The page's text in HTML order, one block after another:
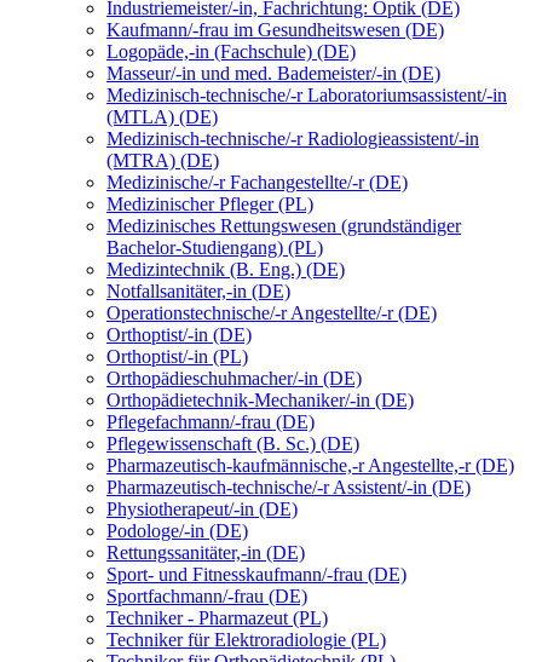
Industriemeister/-in, Fachrichtung: Optik (DE)
Kaufmann/-frau im Gesundheitswesen (DE)
Logopäde,-in (Fachschule) (DE)
Masseur/-in und med. Bademeister/-in (DE)
Medizinisch-technische/-r Laboratoriumsassistent/-in
(MTLA) (DE)
Medizinisch-technische/-r Radiologieassistent/-in
(MTRA) (DE)
Medizinische/-r Fachangestellte/-r (DE)
Medizinischer Pfleger (PL)
Medizinisches Rettungswesen (grundständiger
Bachelor-Studiengang) (PL)
Medizintechnik (B. Eng.) (DE)
Notfallsanitäter,-in (DE)
Operationstechnische/-r Angestellte/-r (DE)
Orthoptist/-in (DE)
Orthoptist/-in (PL)
Orthopädieschuhmacher/-in (DE)
Orthopädietechnik-Mechaniker/-in (DE)
Pflegefachmann/-frau (DE)
Pflegewissenschaft (B. Sc.) (DE)
Pharmazeutisch-kaufmännische,-r Angestellte,-r (DE)
Pharmazeutisch-technische/-r Assistent/-in (DE)
Physiotherapeut/-in (DE)
Podologe/-in (DE)
Rettungssanitäter,-in (DE)
Sport- und Fitnesskaufmann/-frau (DE)
Sportfachmann/-frau (DE)
Techniker - Pharmazeut (PL)
Techniker für Elektroradiologie (PL)